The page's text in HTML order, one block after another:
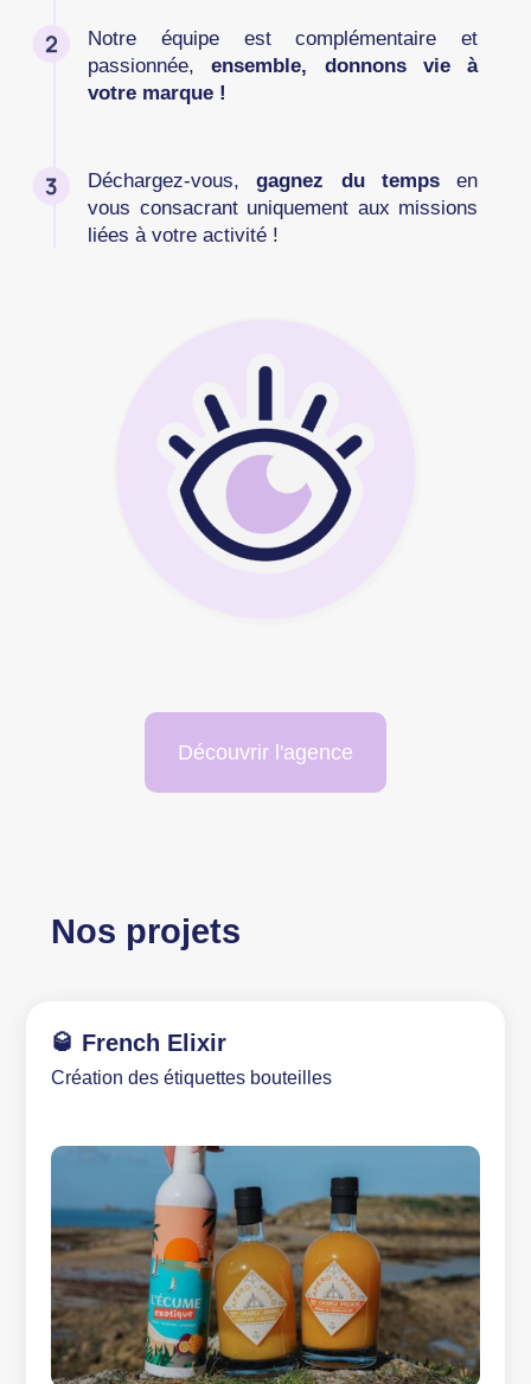
Notre équipe est complémentaire et
passionnée,ensemble, donnons vie à
votre marque !
Déchargez-vous,gagnez du tempsen
vous consacrant uniquement aux missions
liées à votre activité !
Découvrir l'agence
Nos projets
🥃 French Elixir
Création des étiquettes bouteilles